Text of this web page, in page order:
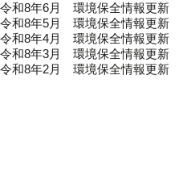
令和8年6月 環境保全情報更新
令和8年5月 環境保全情報更新
令和8年4月 環境保全情報更新
令和8年3月 環境保全情報更新
令和8年2月 環境保全情報更新